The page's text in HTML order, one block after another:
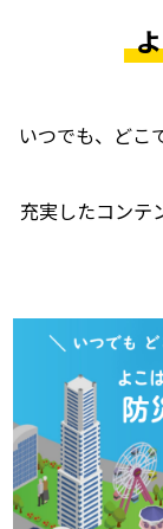
いつでも、どこ
充実したコンテ